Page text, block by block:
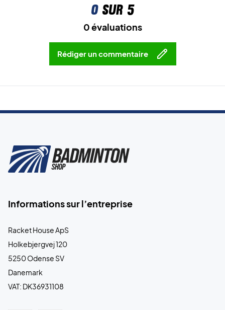
0sur 5
0 évaluations
Rédiger un commentaire
Informations sur l’entreprise
Racket House ApS
Holkebjergvej 120
5250 Odense SV
Danemark
VAT: DK36931108